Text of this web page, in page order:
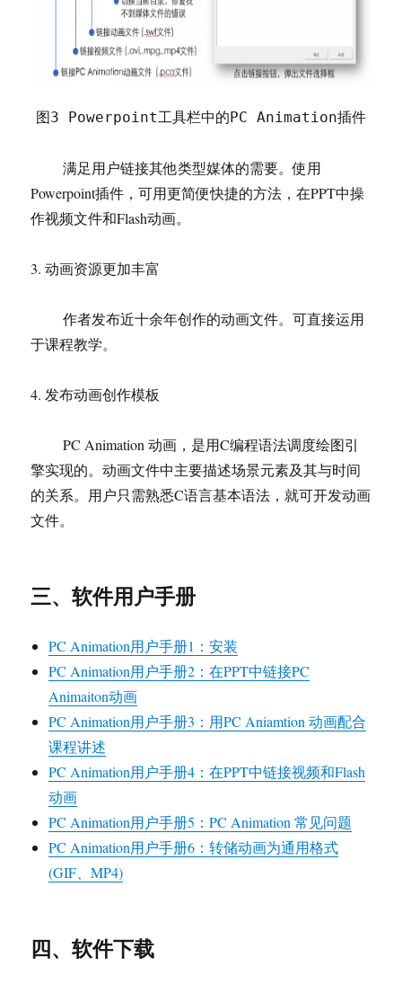
图3 Powerpoint工具栏中的PC Animation插件
满足用户链接其他类型媒体的需要。使用
Powerpoint插件，可用更简便快捷的方法，在PPT中操
作视频文件和Flash动画。
3. 动画资源更加丰富
作者发布近十余年创作的动画文件。可直接运用
于课程教学。
4. 发布动画创作模板
PC Animation 动画，是用C编程语法调度绘图引
擎实现的。动画文件中主要描述场景元素及其与时间
的关系。用户只需熟悉C语言基本语法，就可开发动画
文件。
三、软件用户手册
PC Animation用户手册1：安装
PC Animation用户手册2：在PPT中链接PC
Animaiton动画
PC Animation用户手册3：用PC Aniamtion 动画配合
课程讲述
PC Animation用户手册4：在PPT中链接视频和Flash
动画
PC Animation用户手册5：PC Animation 常见问题
PC Animation用户手册6：转储动画为通用格式
(GIF、MP4)
四、软件下载